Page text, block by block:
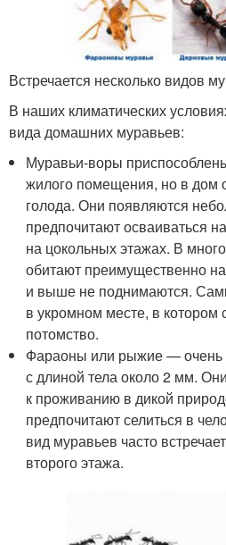
Встречается несколько видов
В наших климатических
вида домашних муравьев:
Муравьи-воры
жилого помещения, но в дом
голода. Они появляются
предпочитают осваиваться
на цокольных этажах. В
обитают преимущественно
и выше не поднимаются.
в укромном месте, в
потомство.
Фараоны или рыжие — очень
с длиной тела около 2 мм.
к проживанию в дикой
предпочитают селиться в
вид муравьев часто
второго этажа.